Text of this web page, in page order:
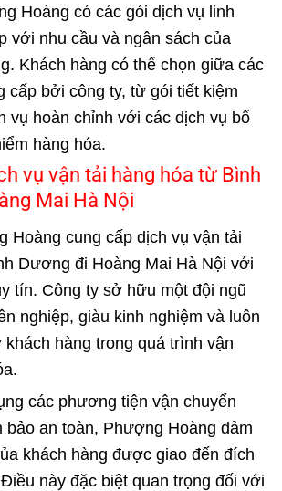
Hoàng có các gói dịch vụ linh
với nhu cầu và ngân sách của
Khách hàng có thể chọn giữa các
cấp bởi công ty, từ gói tiết kiệm
vụ hoàn chỉnh với các dịch vụ bổ
hàng hóa.
vụ vận tải hàng hóa từ Bình
Mai Hà Nội
Hoàng cung cấp dịch vụ vận tải
Dương đi Hoàng Mai Hà Nội với
tín. Công ty sở hữu một đội ngũ
nghiệp, giàu kinh nghiệm và luôn
hàng trong quá trình vận
các phương tiện vận chuyển
bảo an toàn, Phượng Hoàng đảm
khách hàng được giao đến đích
này đặc biệt quan trọng đối với